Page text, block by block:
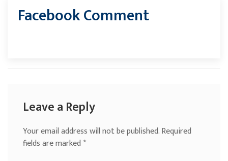
Facebook Comment
Leave a Reply
Your email address will not be published.Required
fields are marked*